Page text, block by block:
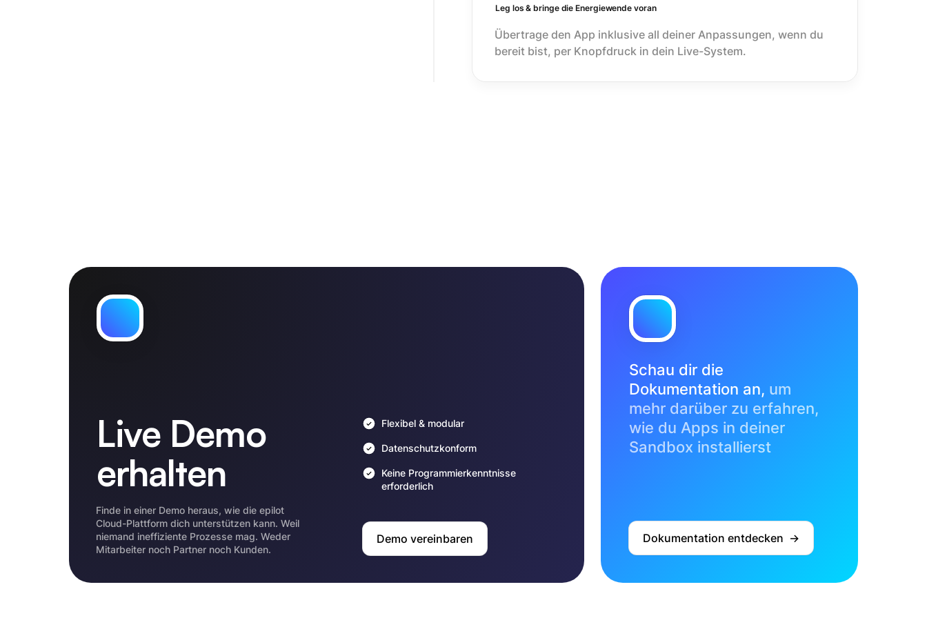
Leg los & bringe die Energiewende voran
Übertrage den App inklusive all deiner Anpassungen, wenn du
bereit bist, per Knopfdruck in dein Live-System.
Live Demo
erhalten
Finde in einer Demo heraus, wie die epilot
Cloud-Plattform dich unterstützen kann. Weil
niemand ineffiziente Prozesse mag. Weder
Mitarbeiter noch Partner noch Kunden.
Flexibel & modular
Datenschutzkonform
Keine Programmierkenntnisse
erforderlich
Demo vereinbaren
Schau dir die
Dokumentation an, um
mehr darüber zu erfahren,
wie du Apps in deiner
Sandbox installierst
Dokumentation entdecken ->